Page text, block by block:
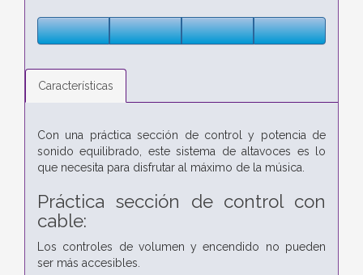
Características
Con una práctica sección de control y potencia de
sonido equilibrado, este sistema de altavoces es lo
que necesita para disfrutar al máximo de la música.
Práctica sección de control con
cable:
Los controles de volumen y encendido no pueden
ser más accesibles.